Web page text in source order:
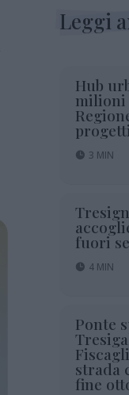
Leggi
Hub
milioni
3 MIN
fuori
4 MIN
Ponte
strada
fine